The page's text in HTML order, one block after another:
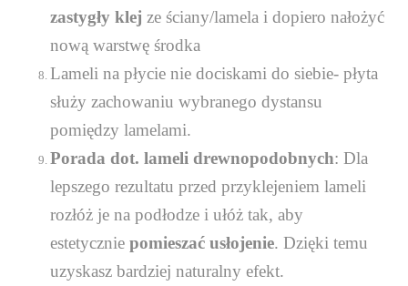
zastygły klej ze ściany/lamela i dopiero nałożyć
nową warstwę środka
Lameli na płycie nie dociskami do siebie- płyta
służy zachowaniu wybranego dystansu
pomiędzy lamelami.
Porada dot. lameli drewnopodobnych: Dla
lepszego rezultatu przed przyklejeniem lameli
rozłóż je na podłodze i ułóż tak, aby
estetycznie pomieszać usłojenie. Dzięki temu
uzyskasz bardziej naturalny efekt.